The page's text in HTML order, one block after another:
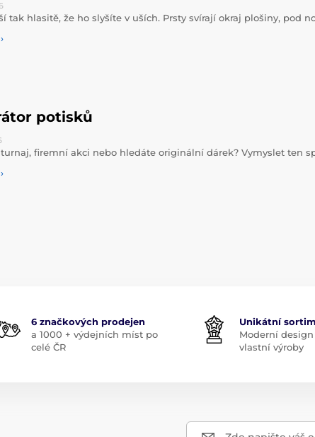
tak hlasitě, že ho slyšíte v uších. Prsty svírají okraj plošiny, pod
potisků
firemní akci nebo hledáte originální dárek? Vymyslet ten
6 značkových prodejen
a 1000 + výdejních míst po
celé ČR
Unikátní
Moderní
vlastní výroby